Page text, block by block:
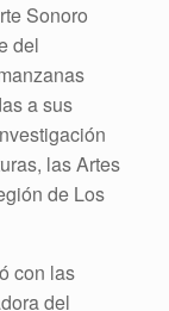
Sonoro
del
a sus
las Artes
de Los
con las
del